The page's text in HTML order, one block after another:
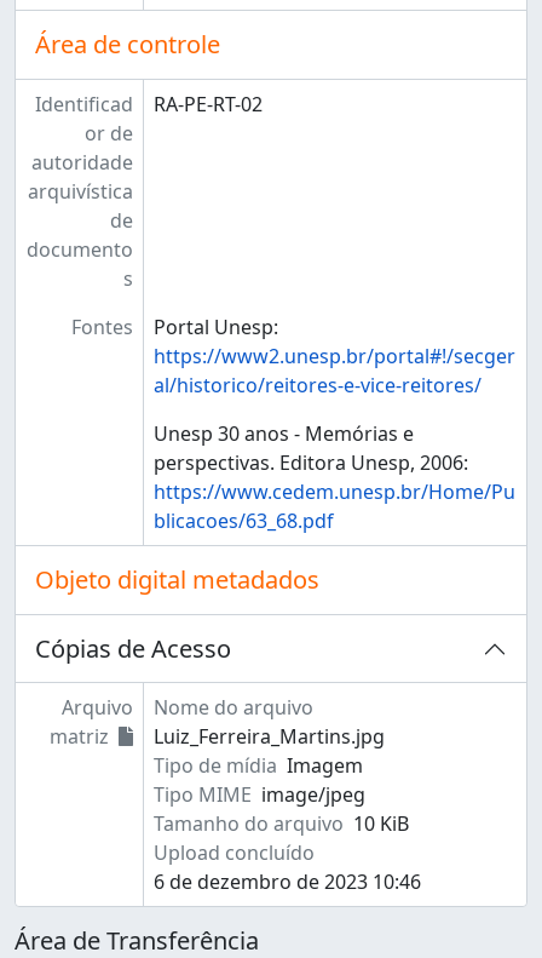
Área de controle
Identificad
or de
autoridade
arquivística
de
documento
s
RA-PE-RT-02
Fontes
Portal Unesp:
https://www2.unesp.br/portal#!/secger
al/historico/reitores-e-vice-reitores/
Unesp 30 anos - Memórias e
perspectivas. Editora Unesp, 2006:
https://www.cedem.unesp.br/Home/Pu
blicacoes/63_68.pdf
Objeto digital metadados
Cópias de Acesso
Arquivo
matriz
Nome do arquivo
Luiz_Ferreira_Martins.jpg
Tipo de mídia Imagem
Tipo MIME image/jpeg
Tamanho do arquivo 10 KiB
Upload concluído
6 de dezembro de 2023 10:46
Área de Transferência